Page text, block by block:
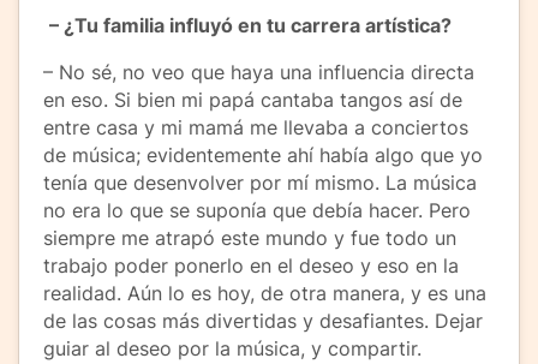
– ¿Tu familia influyó en tu carrera artística?
– No sé, no veo que haya una influencia directa
en eso. Si bien mi papá cantaba tangos así de
entre casa y mi mamá me llevaba a conciertos
de música; evidentemente ahí había algo que yo
tenía que desenvolver por mí mismo. La música
no era lo que se suponía que debía hacer. Pero
siempre me atrapó este mundo y fue todo un
trabajo poder ponerlo en el deseo y eso en la
realidad. Aún lo es hoy, de otra manera, y es una
de las cosas más divertidas y desafiantes. Dejar
guiar al deseo por la música, y compartir.